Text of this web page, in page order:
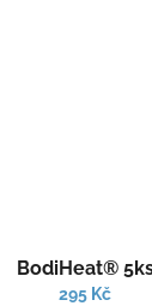
produktu
BodiHeat®
295 Kč